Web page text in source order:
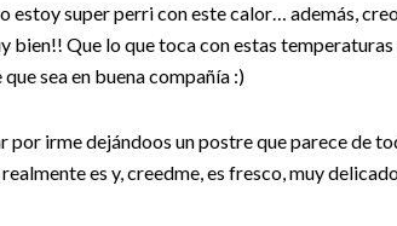
estoy super perri con este calor… además,
bien!! Que lo que toca con estas
sea en buena compañía :)
por irme dejándoos un postre que parece de
es y, creedme, es fresco, muy